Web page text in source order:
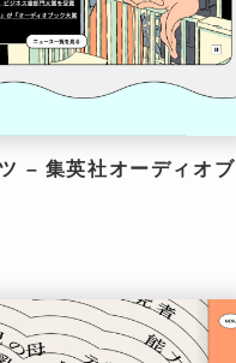
– 集英社オーディオブ